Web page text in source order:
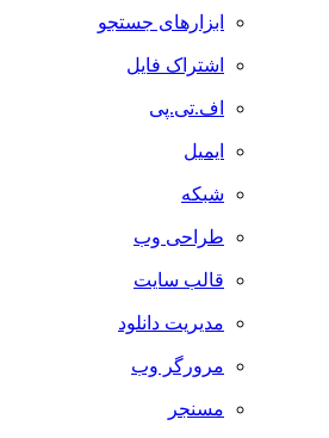
ابزارهای جستجو
اشتراک فایل
اف.تی.پی
ایمیل
شبکه
طراحی وب
قالب سایت
مدیریت دانلود
مرورگر وب
مسنجر